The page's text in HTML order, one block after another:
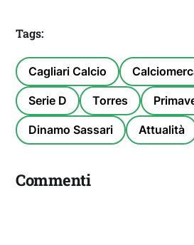
Tags:
Cagliari Calcio
Serie D Torres
Dinamo Sassari Attualità
Commenti